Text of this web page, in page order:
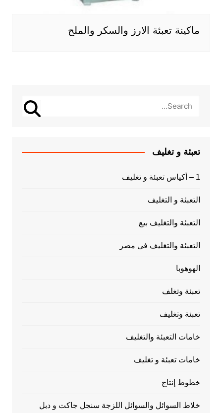
ماكينة تعبئة الارز والسكر والملح
تعبئة و تغليف
1 – أكياس تعبئة و تغليف
التعبئة و التغليف
التعبئة والتغليف بيع
التعبئة والتغليف فى مصر
الهوهوبا
تعبئة وتغلف
تعبئة وتغليف
خامات التعبئة والتغليف
خامات تعبئة و تغليف
خطوط إنتاج
خلاط السوائل والسوائل اللزجة سنجل جاكت و دبل